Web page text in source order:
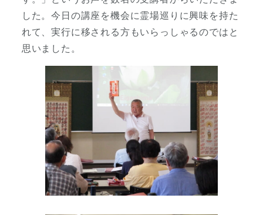
した。今日の講座を機会に霊場巡りに興味を持た
れて、実行に移される方もいらっしゃるのではと
思いました。